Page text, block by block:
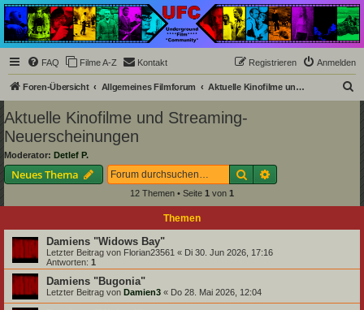
Underground Film
Community
Die Underground Film Community ist ein deutschsprachiges Filmforum und ein Paradies
für Cineasten und Filmsüchtige jenseits des Mainstreams.
FAQ Filme A-Z Kontakt Anmelden
Registrieren
Foren-Übersicht Allgemeines Filmforum Aktuelle Kinofilme und Streaming-Neuerscheinungen
Aktuelle Kinofilme und Streaming-
Neuerscheinungen
Moderator: Detlef P.
Neues Thema Suche
12 Themen • Seite 1 von 1
Themen
Damiens "Widows Bay"
Letzter Beitrag von Florian23561 « Di 30. Jun 2026, 17:16
Antworten: 1
Damiens "Bugonia"
Letzter Beitrag von Damien3 « Do 28. Mai 2026, 12:04